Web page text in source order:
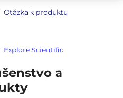
Otázka k produktu
Explore Scientific
a